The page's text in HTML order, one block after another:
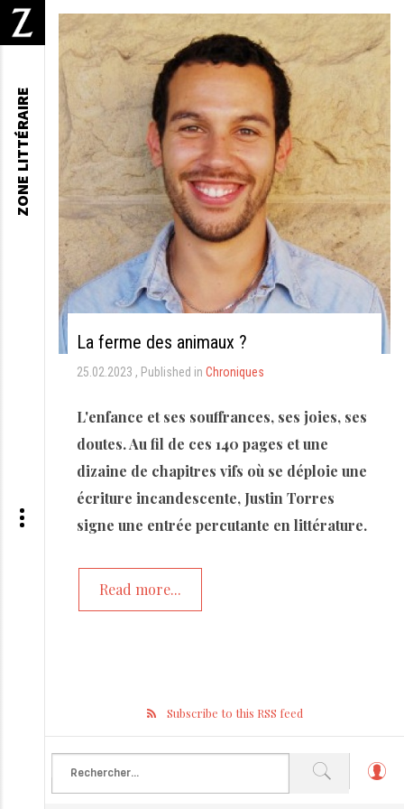
La ferme des animaux ?
25.02.2023 Published in Chroniques
L'enfance et ses souffrances, ses joies, ses
doutes. Au fil de ces 140 pages et une
dizaine de chapitres vifs où se déploie une
écriture incandescente, Justin Torres
signe une entrée percutante en littérature.
Read more...
Subscribe to this RSS feed
ZONE LITTÉRAIRE